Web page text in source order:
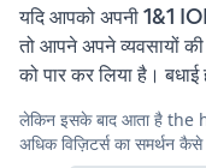
यदि आपको अपनी 1&1
तो आपने अपने व्यवसायों
को पार कर लिया है। बधाई
लेकिन इसके बाद आता है
अधिक विज़िटर्स का समर्थन